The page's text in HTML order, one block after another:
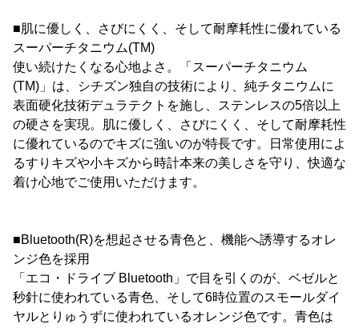
■肌に優しく、さびにくく、そして耐摩耗性に優れている
スーパーチタニウム(TM)
使い続けたくなる心地よさ。「スーパーチタニウム
(TM)」は、シチズン独自の技術により、純チタニウムに
表面硬化技術デュラテクトを施し、ステンレスの5倍以上
の硬さを実現。肌に優しく、さびにくく、そして耐摩耗性
に優れているのでキズに強いのが特長です。日常使用によ
るすりキズや小キズから時計本来の美しさを守り、快適な
着け心地でご使用いただけます。
■Bluetooth(R)を想起させる青色と、機能へ誘導するオレ
ンジ色を採用
「エコ・ドライブ Bluetooth」で目を引くのが、ベゼルと
秒針に使われている青色、そして6時位置のスモールダイ
ヤルとりゅうずに使われているオレンジ色です。青色は